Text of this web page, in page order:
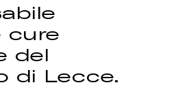
cure
del
di Lecce.